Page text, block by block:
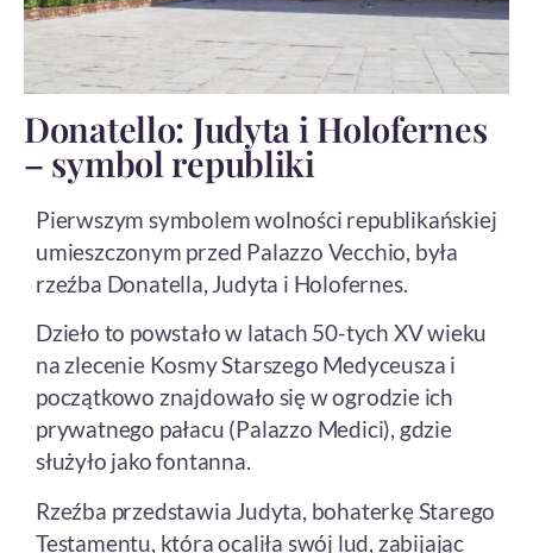
Donatello: Judyta i Holofernes
– symbol republiki
Pierwszym symbolem wolności republikańskiej
umieszczonym przed Palazzo Vecchio, była
rzeźba Donatella, Judyta i Holofernes.
Dzieło to powstało w latach 50-tych XV wieku
na zlecenie Kosmy Starszego Medyceusza i
początkowo znajdowało się w ogrodzie ich
prywatnego pałacu (Palazzo Medici), gdzie
służyło jako fontanna.
Rzeźba przedstawia Judyta, bohaterkę Starego
Testamentu, która ocaliła swój lud, zabijając